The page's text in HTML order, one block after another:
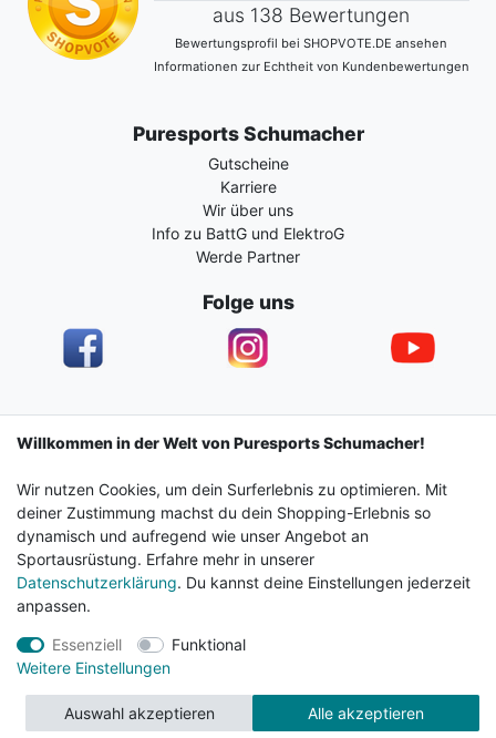
aus 138 Bewertungen
Bewertungsprofil bei SHOPVOTE.DE ansehen
Informationen zur Echtheit von Kundenbewertungen
Puresports Schumacher
Gutscheine
Karriere
Wir über uns
Info zu BattG und ElektroG
Werde Partner
Folge uns
Impressum Daten­schutz­erklärung AGB
Barrierefreiheitserklärung Widerrufs­recht
Vertrag widerrufen Kontakt
© 2024 Surf & Sportshop Schumacher. Alle Rechte
Willkommen in der Welt von Puresports Schumacher!
Wir nutzen Cookies, um dein Surferlebnis zu optimieren. Mit
deiner Zustimmung machst du dein Shopping-Erlebnis so
dynamisch und aufregend wie unser Angebot an
Sportausrüstung. Erfahre mehr in unserer
Datenschutzerklärung. Du kannst deine Einstellungen jederzeit
anpassen.
Essenziell
Funktional
Weitere Einstellungen
Alle akzeptieren
Auswahl akzeptieren